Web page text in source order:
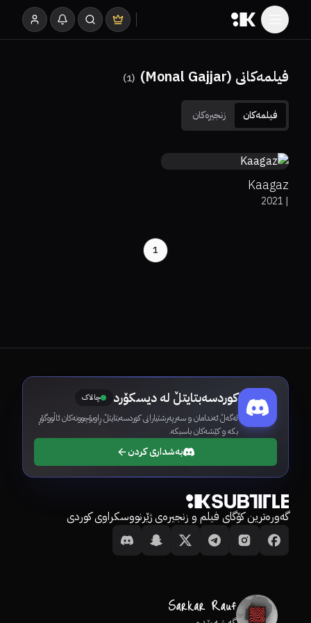
فیلمەکانی (Monal Gajjar) (
1
)
فیلمەکان زنجیرەکان 7.5
Kaagaz
|
2021
1
کوردسەبتایتڵ لە دیسکۆرد چالاک
لەگەڵ ئەندامان و سەرپەرشتیارانی کوردسەبتایتڵ ڕاوبۆچوونەکان ئاڵووگۆڕ
بکە و کێشەکان باسبکە.
بەشداری کردن
گەورەترین کۆگای فیلم و زنجیرەی ژێرنووسکراوی کوردی